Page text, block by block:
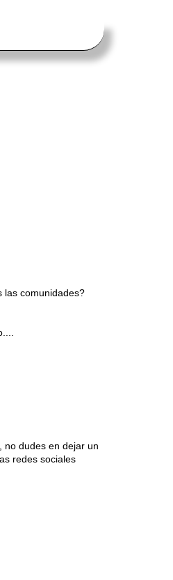
las comunidades?
no dudes en dejar un
redes sociales